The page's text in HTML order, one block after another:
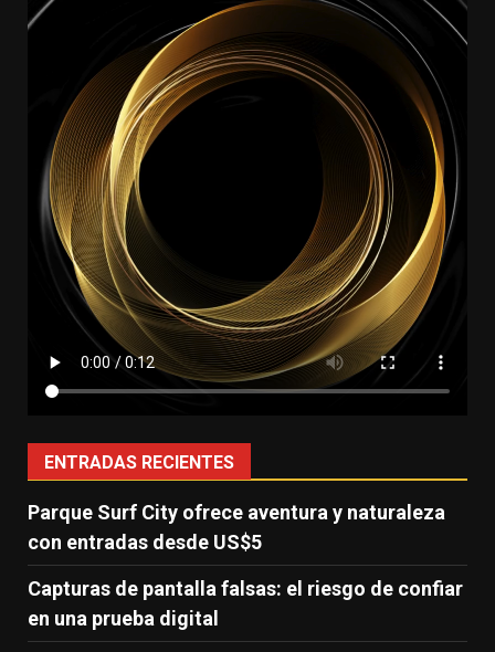
ENTRADAS RECIENTES
Parque Surf City ofrece aventura y naturaleza
con entradas desde US$5
Capturas de pantalla falsas: el riesgo de confiar
en una prueba digital